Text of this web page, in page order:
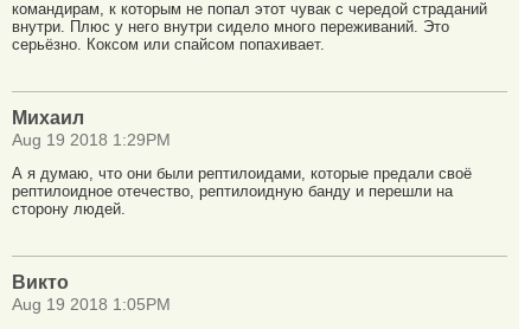
командирам, к которым не попал этот чувак с чередой страданий
внутри. Плюс у него внутри сидело много переживаний. Это
серьёзно. Коксом или спайсом попахивает.
Михаил
Aug 19 2018 1:29PM
А я думаю, что они были рептилоидами, которые предали своё
рептилоидное отечество, рептилоидную банду и перешли на
сторону людей.
Викто
Aug 19 2018 1:05PM